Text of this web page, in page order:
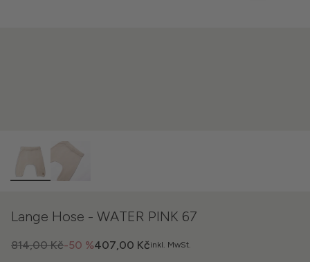
Lange Hose - WATER PINK 67
inkl. MwSt.
-50 %
814,00 Kč 407,00 Kč